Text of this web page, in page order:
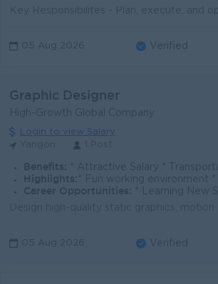
05 Aug 2026 Verified
Graphic Designer
High-Growth Global Company
Login to view Salary
Benefits: * Attractive Salary *
Highlights: * Fun working environment * Multinational
Career Opportunities:
* Learning New
05 Aug 2026 Verified